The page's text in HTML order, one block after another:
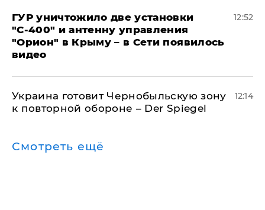
ГУР уничтожило две установки
"С‑400" и антенну управления
"Орион" в Крыму – в Сети появилось
видео
12:52
Украина готовит Чернобыльскую зону
к повторной обороне – Der Spiegel
12:14
Смотреть ещё